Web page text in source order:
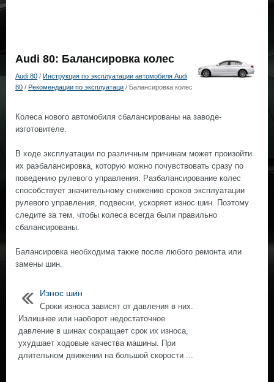
Audi 80: Балансировка колес
Audi 80 / Инструкция по эксплуатации автомобиля Audi
80 / Рекомендации по эксплуатаци / Балансировка колес
Колеса нового автомобиля сбалансированы на заводе-
изготовителе.
В ходе эксплуатации по различным причинам может произойти
их раэбалансировка, которую можно почувствовать сразу по
поведению рулевого управления. Разбалансирование колес
способствует значительному снижению сроков эксплуатации
рулевого управления, подвески, ускоряет износ шин. Поэтому
следите за тем, чтобы колеса всегда были правильно
сбалансированы.
Балансировка необходима также после любого ремонта или
замены шин.
Износ шин
Сроки износа зависят от давления в них.
Излишнее или наоборот недостаточное
давление в шинах сокращает срок их износа,
ухудшает ходовые качества машины. При
длительном движении на большой скорости ...